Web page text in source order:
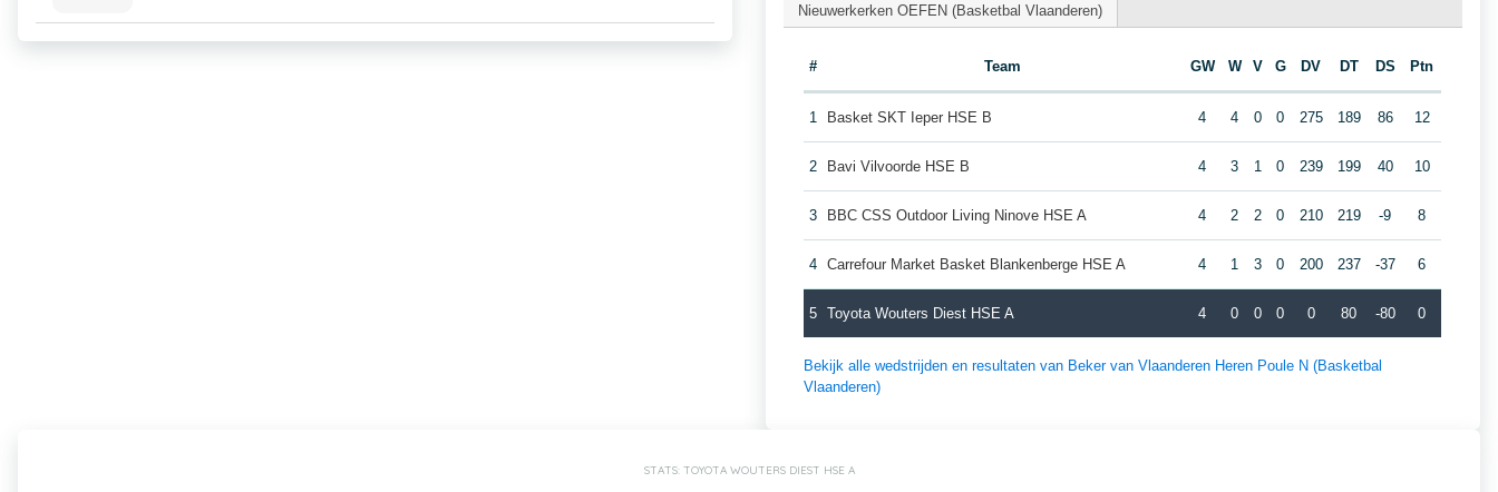
Nieuwerkerken OEFEN (Basketbal Vlaanderen)
# Team GW W V G DV DT DS Ptn
1 Basket SKT Ieper HSE B 4 4 0 0 275 189 86 12
2 Bavi Vilvoorde HSE B 4 3 1 0 239 199 40 10
3 BBC CSS Outdoor Living Ninove HSE A 4 2 2 0 210 219 -9 8
4 Carrefour Market Basket Blankenberge HSE A 4 1 3 0 200 237 -37 6
5 Toyota Wouters Diest HSE A 4 0 0 0 0 80 -80 0
Bekijk alle wedstrijden en resultaten van Beker van Vlaanderen Heren Poule N (Basketbal
Vlaanderen)
STATS: TOYOTA WOUTERS DIEST HSE A